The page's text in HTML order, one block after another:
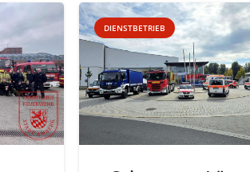
DIENSTBETRIEB